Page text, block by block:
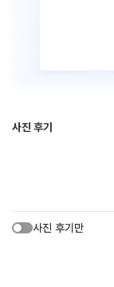
사진 후기
사진 후기만